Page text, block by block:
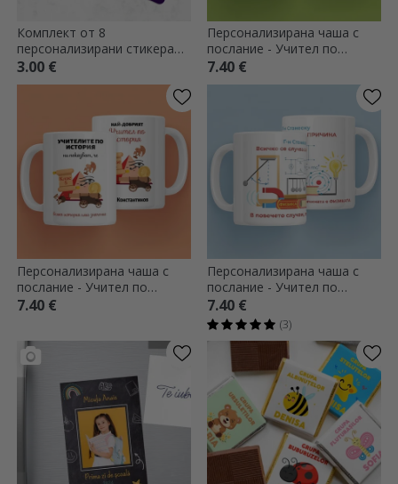
Комплект от 8
персонализирани стикера
(самозалепващи се етикети)
за училище - Космос
3.00 €
Персонализирана чаша с
послание - Учител по
биология
7.40 €
Персонализирана чаша с
послание - Учител по
история
7.40 €
Персонализирана чаша с
послание - Учител по
физика
7.40 €
(3)